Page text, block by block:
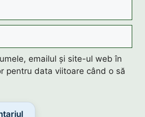
emailul și site-ul web în
pentru data viitoare când o să